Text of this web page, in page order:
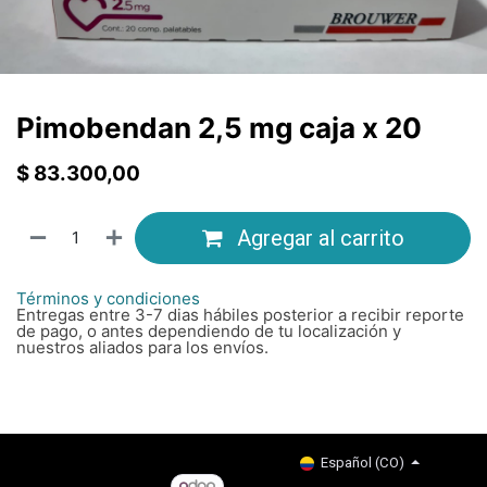
Pimobendan 2,5 mg caja x 20
$ 83.300,00
Agregar al carrito
Términos y condiciones
Entregas entre 3-7 dias hábiles posterior a recibir reporte
de pago, o antes dependiendo de tu localización y
nuestros aliados para los envíos.
Español (CO)